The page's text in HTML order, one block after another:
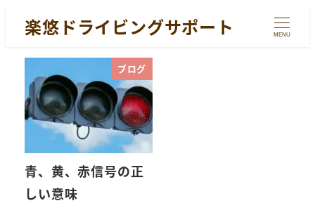
楽悠ドライビングサポート MENU
ブログ
青、黄、赤信号の正
しい意味